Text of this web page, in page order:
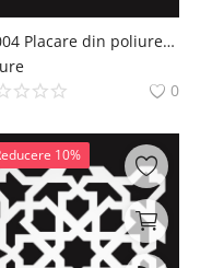
P3004 Placare din poliuretan
0
10%